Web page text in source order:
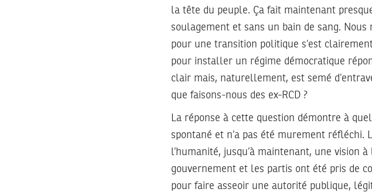
la tête du peuple. Ça fait maintenant
soulagement et sans un bain de sang.
pour une transition politique s’est
pour installer un régime démocratique
clair mais, naturellement, est semé
que faisons-nous des ex-RCD ?
La réponse à cette question démontre à
spontané et n’a pas été murement réfléchi.
l’humanité, jusqu’à maintenant, une vision
gouvernement et les partis ont été pris de
pour faire asseoir une autorité publique,